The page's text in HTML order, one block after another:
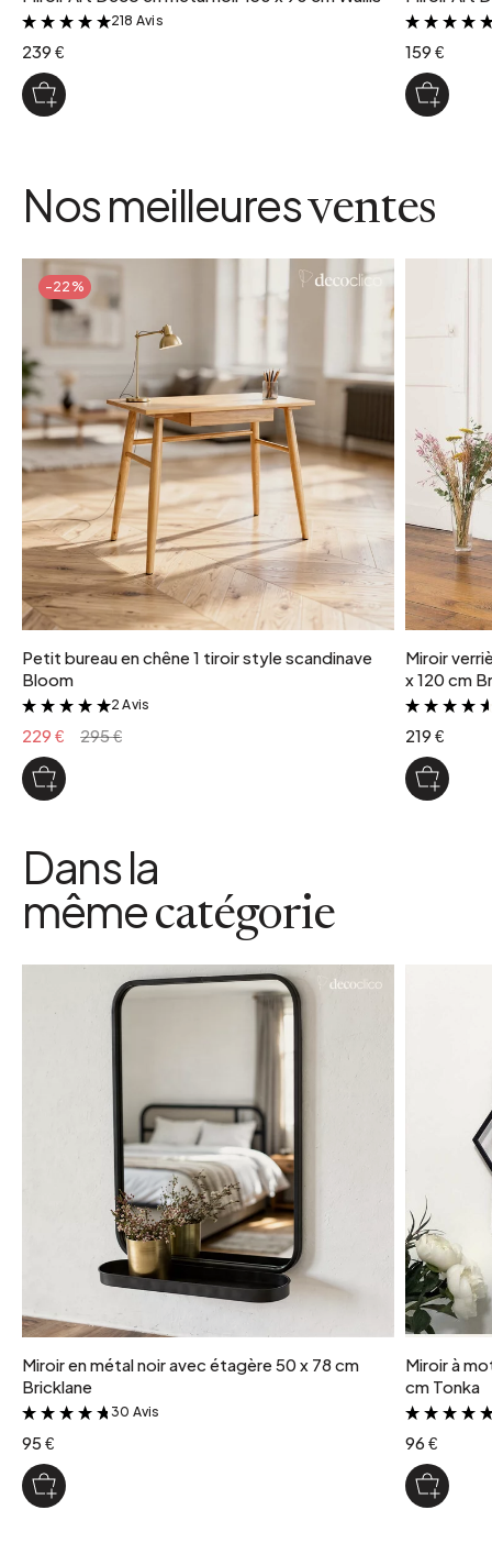
&
218 Avis
239 € 159 €
Nos meilleuresventes
-22%
Petit bureau en chêne 1 tiroir style scandinave
Bloom
&
2 Avis
229 € 295 €
Miroir
x 120 cm
219 €
Dans la
mêmecatégorie
Miroir en métal noir avec étagère 50 x 78 cm
Bricklane
&
30 Avis
95 €
Miroir à
cm Tonka
96 €